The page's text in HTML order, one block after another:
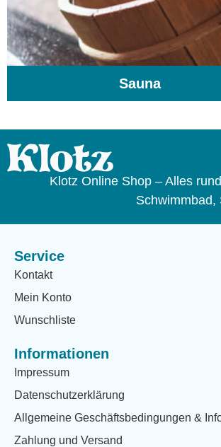
Sauna
Klotz Online Shop – Alles
Schwimmbad,
Service
Kontakt
Mein Konto
Wunschliste
Informationen
Impressum
Datenschutzerklärung
Allgemeine Geschäftsbedingungen &
Zahlung und Versand